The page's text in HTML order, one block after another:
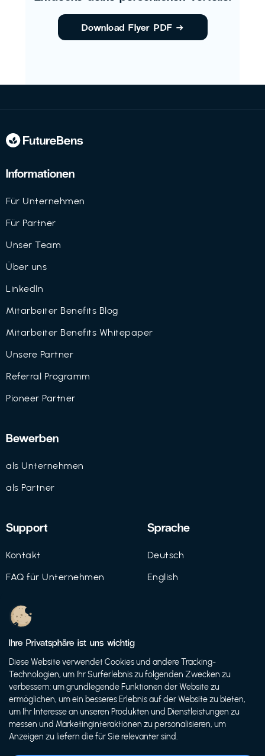
Download Flyer PDF →
Informationen
Für Unternehmen
Für Partner
Unser Team
Über uns
LinkedIn
Mitarbeiter Benefits Blog
Mitarbeiter Benefits Whitepaper
Unsere Partner
Referral Programm
Pioneer Partner
Bewerben
als Unternehmen
als Partner
Support
Kontakt
FAQ für Unternehmen
Datenschutz
Nutzungsbedingungen
Sprache
Deutsch
English
© 2021 FutureBens GmbH
Ihre Privatsphäre ist uns wichtig
Diese Website verwendet Cookies und andere Tracking-
Technologien, um Ihr Surferlebnis zu folgenden Zwecken zu
verbessern: um grundlegende Funktionen der Website zu
ermöglichen, um ein besseres Erlebnis auf der Website zu bieten,
um Ihr Interesse an unseren Produkten und Dienstleistungen zu
messen und Marketinginteraktionen zu personalisieren, um
Anzeigen zu liefern die für Sie relevanter sind.